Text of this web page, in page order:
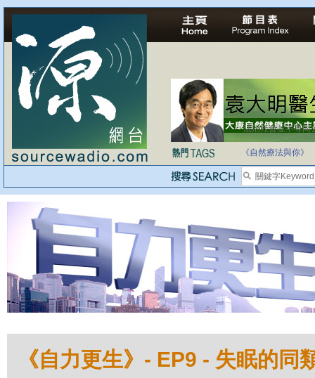
法治社會並不等同
自家教育合法化-
《自然療法與你》
《自力更生》- EP9 - 失眠的同